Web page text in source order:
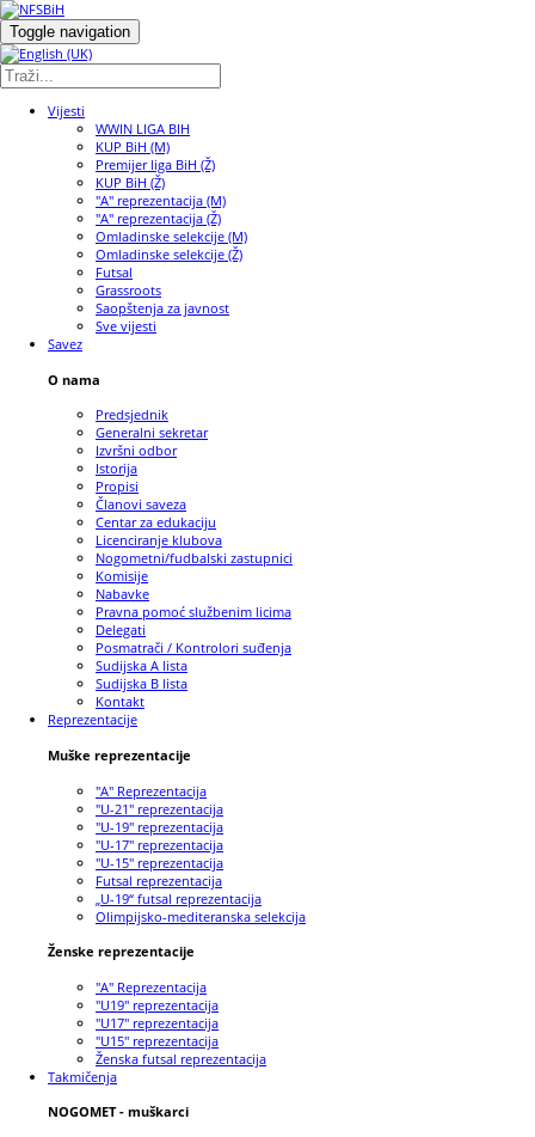
Toggle navigation
Vijesti
WWIN LIGA BIH
KUP BiH (M)
Premijer liga BiH (Ž)
KUP BiH (Ž)
"A" reprezentacija (M)
"A" reprezentacija (Ž)
Omladinske selekcije (M)
Omladinske selekcije (Ž)
Futsal
Grassroots
Saopštenja za javnost
Sve vijesti
Savez
O nama
Predsjednik
Generalni sekretar
Izvršni odbor
Istorija
Propisi
Članovi saveza
Centar za edukaciju
Licenciranje klubova
Nogometni/fudbalski zastupnici
Komisije
Nabavke
Pravna pomoć službenim licima
Delegati
Posmatrači / Kontrolori suđenja
Sudijska A lista
Sudijska B lista
Kontakt
Reprezentacije
Muške reprezentacije
"A" Reprezentacija
"U-21" reprezentacija
"U-19" reprezentacija
"U-17" reprezentacija
"U-15" reprezentacija
Futsal reprezentacija
„U-19“ futsal reprezentacija
Olimpijsko-mediteranska selekcija
Ženske reprezentacije
"A" Reprezentacija
"U19" reprezentacija
"U17" reprezentacija
"U15" reprezentacija
Ženska futsal reprezentacija
Takmičenja
NOGOMET - muškarci